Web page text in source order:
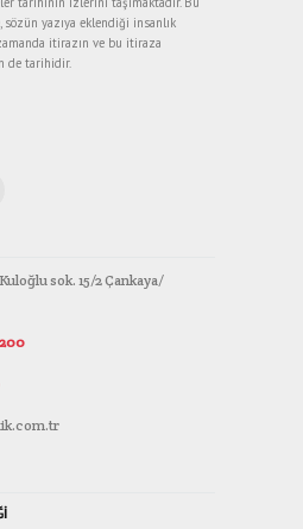
yazıya eklendiği insanlık
itirazın ve bu itiraza
de tarihidir.
sok. 15/2 Çankaya/